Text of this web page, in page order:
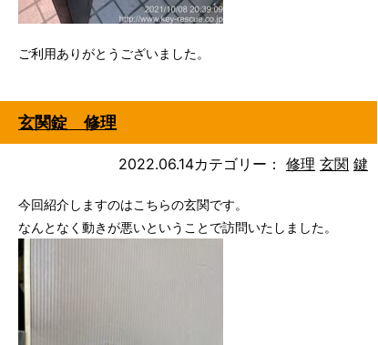
ご利用ありがとうございました。
玄関錠 修理
2022.06.14カテゴリー： 修理 玄関 鍵
今回紹介しますのはこちらの玄関です。
なんとなく動きが悪いということで訪問いたしました。